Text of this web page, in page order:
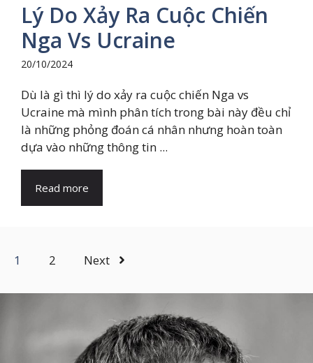
Lý Do Xảy Ra Cuộc Chiến
Nga Vs Ucraine
20/10/2024
Dù là gì thì lý do xảy ra cuộc chiến Nga vs
Ucraine mà mình phân tích trong bài này đều chỉ
là những phỏng đoán cá nhân nhưng hoàn toàn
dựa vào những thông tin ...
Read more
1 2 Next